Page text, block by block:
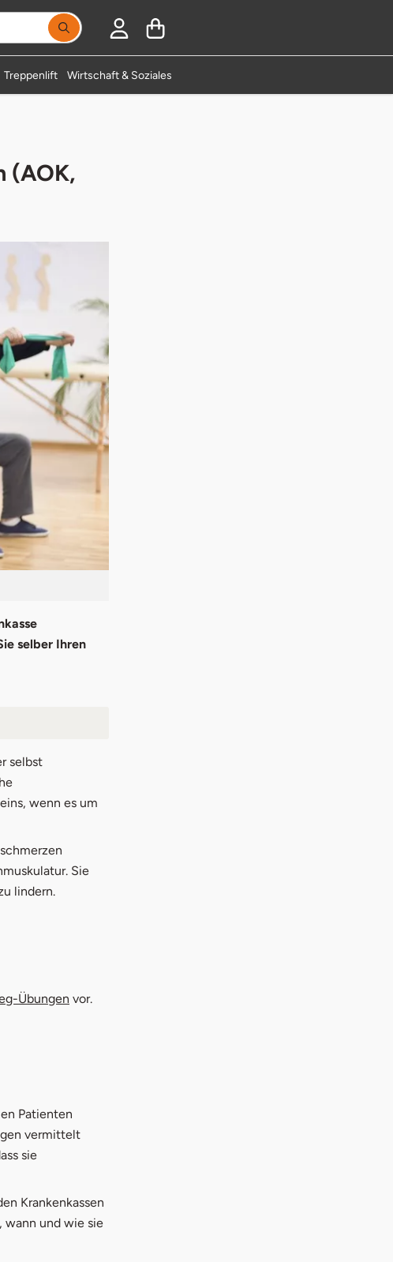
Treppenlift Wirtschaft & Soziales
(AOK,
selber Ihren
selbst
wenn es um
Sie
lindern.
Übungen vor.
Patienten
vermittelt
sie
Krankenkassen
wann und wie sie